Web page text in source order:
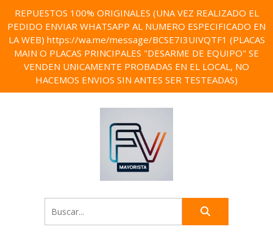
REPUESTOS 100% ORIGINALES (UNA VEZ REALIZADO EL
PEDIDO ENVIAR WHATSAPP AL NUMERO ESPECIFICADO EN
LA WEB) https://wa.me/message/BCSE7I3UIVQTF1 (PLACAS
MAIN O PLACAS PRINCIPALES "DESARME DE EQUIPO" SE
VENDEN UNICAMENTE PROBADAS EN EL LOCAL, NO
HACEMOS ENVIOS SIN ANTES SER TESTEADAS)